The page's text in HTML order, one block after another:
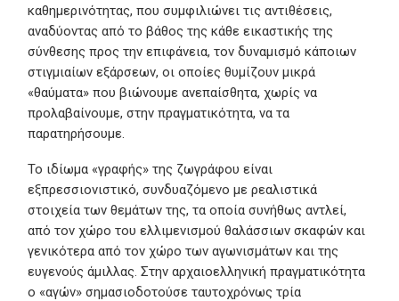
καθημερινότητας, που συμφιλιώνει τις αντιθέσεις,
αναδύοντας από το βάθος της κάθε εικαστικής της
σύνθεσης προς την επιφάνεια, τον δυναμισμό κάποιων
στιγμιαίων εξάρσεων, οι οποίες θυμίζουν μικρά
«θαύματα» που βιώνουμε ανεπαίσθητα, χωρίς να
προλαβαίνουμε, στην πραγματικότητα, να τα
παρατηρήσουμε.
Το ιδίωμα «γραφής» της ζωγράφου είναι
εξπρεσσιονιστικό, συνδυαζόμενο με ρεαλιστικά
στοιχεία των θεμάτων της, τα οποία συνήθως αντλεί,
από τον χώρο του ελλιμενισμού θαλάσσιων σκαφών και
γενικότερα από τον χώρο των αγωνισμάτων και της
ευγενούς άμιλλας. Στην αρχαιοελληνική πραγματικότητα
ο «αγών» σημασιοδοτούσε ταυτοχρόνως τρία